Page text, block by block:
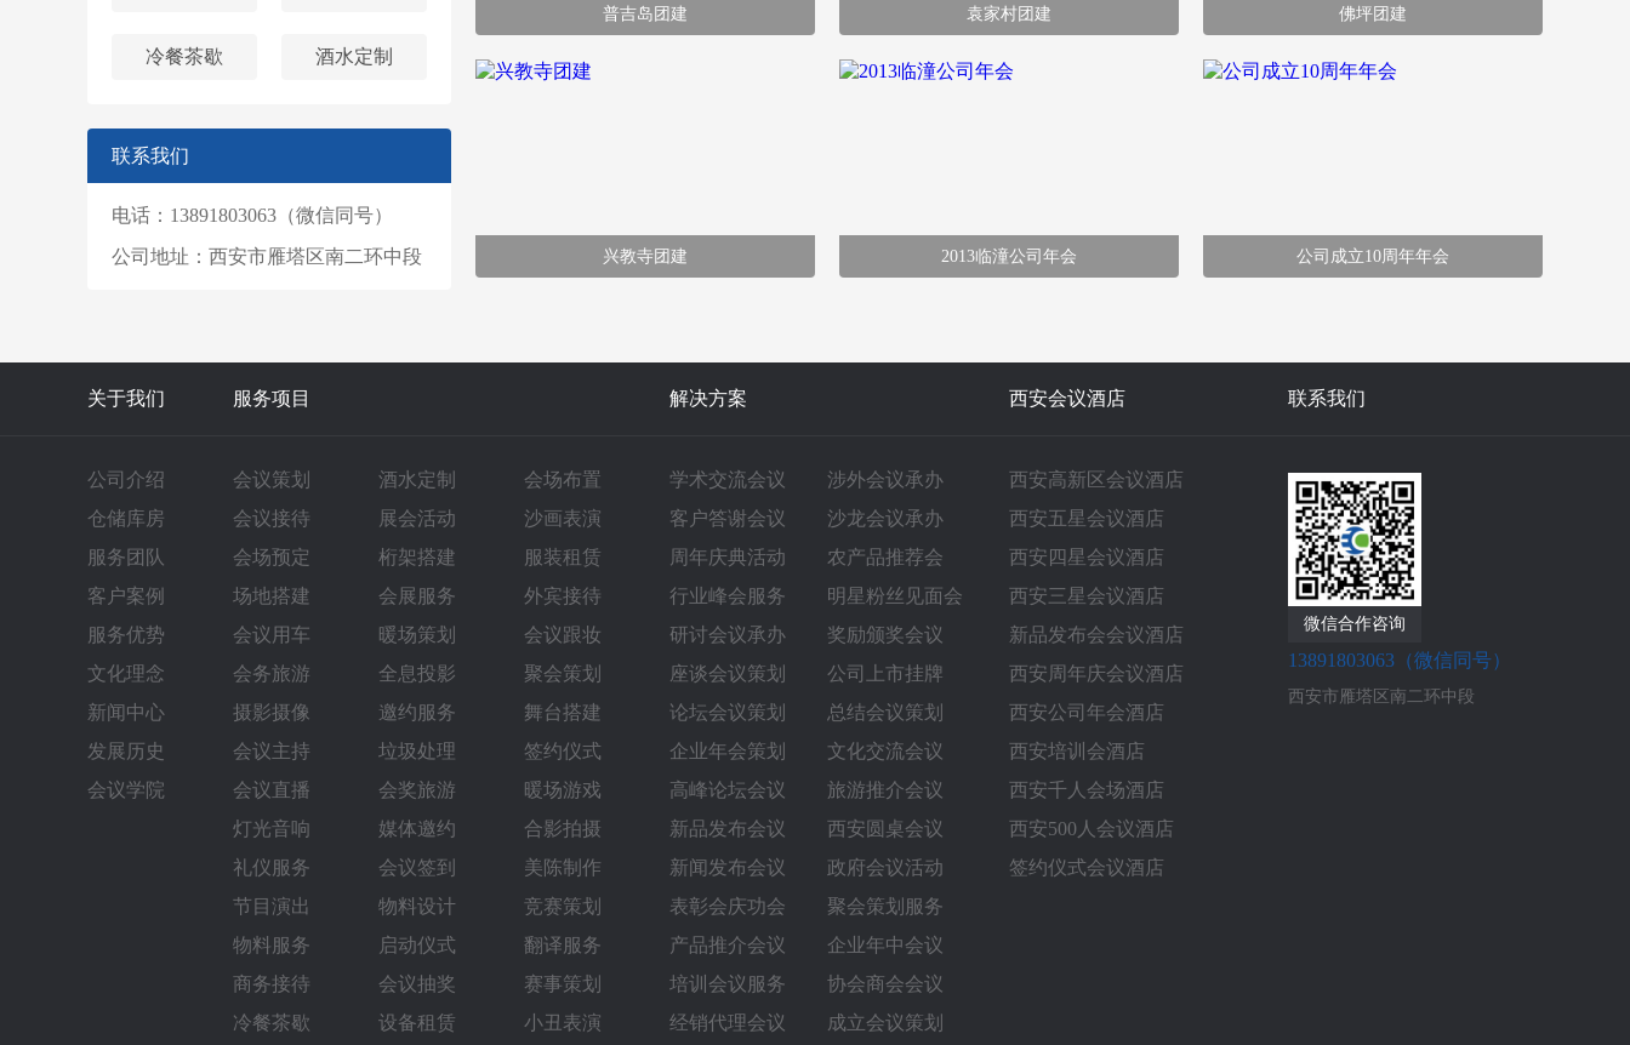
冷餐茶歇 酒水定制
联系我们
电话：13891803063（微信同号）
公司地址：西安市雁塔区南二环中段
普吉岛团建 袁家村团建 佛坪团建
兴教寺团建 2013临潼公司年会 公司成立10周年年会
关于我们 服务项目 解决方案 西安会议酒店 联系我们
公司介绍
仓储库房
服务团队
客户案例
服务优势
文化理念
新闻中心
发展历史
会议学院
会议策划
会议接待
会场预定
场地搭建
会议用车
会务旅游
摄影摄像
会议主持
会议直播
灯光音响
礼仪服务
节目演出
物料服务
商务接待
冷餐茶歇
酒水定制
展会活动
桁架搭建
会展服务
暖场策划
全息投影
邀约服务
垃圾处理
会奖旅游
媒体邀约
会议签到
物料设计
启动仪式
会议抽奖
设备租赁
会场布置
沙画表演
服装租赁
外宾接待
会议跟妆
聚会策划
舞台搭建
签约仪式
暖场游戏
合影拍摄
美陈制作
竞赛策划
翻译服务
赛事策划
小丑表演
学术交流会议
客户答谢会议
周年庆典活动
行业峰会服务
研讨会议承办
座谈会议策划
论坛会议策划
企业年会策划
高峰论坛会议
新品发布会议
新闻发布会议
表彰会庆功会
产品推介会议
培训会议服务
经销代理会议
涉外会议承办
沙龙会议承办
农产品推荐会
明星粉丝见面会
奖励颁奖会议
公司上市挂牌
总结会议策划
文化交流会议
旅游推介会议
西安圆桌会议‌
政府会议活动
聚会策划服务
企业年中会议
协会商会会议
成立会议策划
西安高新区会议酒店
西安五星会议酒店
西安四星会议酒店
西安三星会议酒店
新品发布会会议酒店
西安周年庆会议酒店
西安公司年会酒店
西安培训会酒店
西安千人会场酒店
西安500人会议酒店
签约仪式会议酒店
微信合作咨询
13891803063（微信同号）
西安市雁塔区南二环中段